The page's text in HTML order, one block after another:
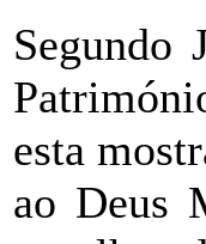
Segundo
esta
ao Deus